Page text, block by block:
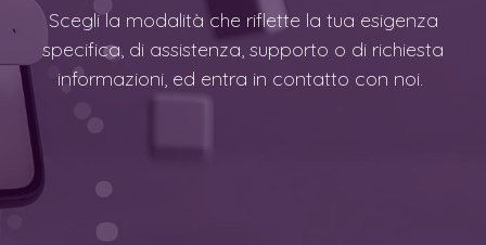
Scegli la modalità che riflette la tua esigenza
specifica, di assistenza, supporto o di richiesta
informazioni, ed entra in contatto con noi.